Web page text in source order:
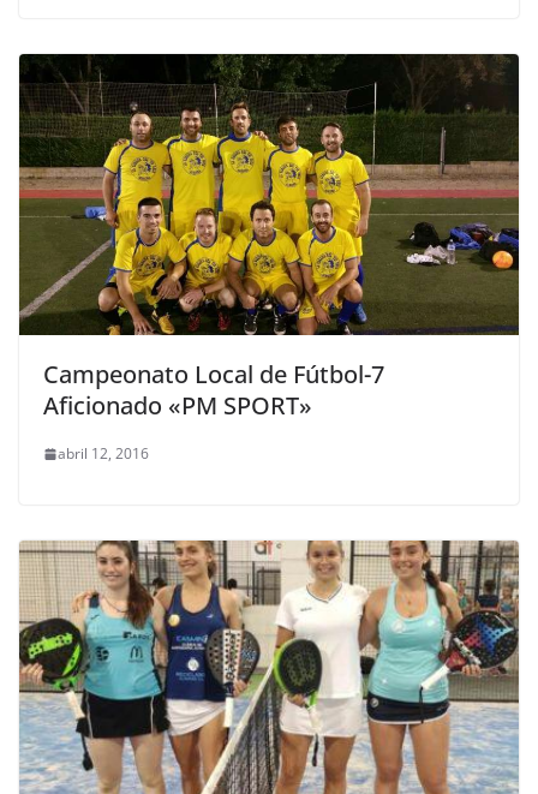
Campeonato Local de Fútbol-7
Aficionado «PM SPORT»
abril 12, 2016